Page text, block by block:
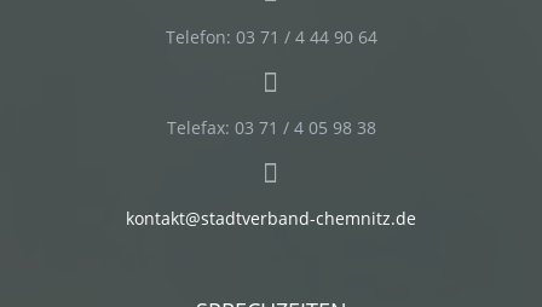
Telefon: 03 71 / 4 44 90 64
Telefax: 03 71 / 4 05 98 38
kontakt@stadtverband-chemnitz.de